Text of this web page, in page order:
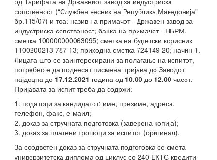
сопственост (“Службен весник на Република Македонија”
бр.115/07) и тоа: назив на примачот - Државен завод за
индустриска сопственост; банка на примачот - НБРМ,
сметка 100000000063095; сметка на буџетски корисник
1100200213 787 13; приходна сметка 724149 20; начин 1.
Лицата што се заинтересирани за полагање на испитот,
потребно е да поднесат писмена пријава до Заводот
најдоцна до 17.12.2021 година од 10.00 до 12.00 часот.
Пријавата за испит треба да содржи:
1. податоци за кандидатот: име, презиме, адреса,
телефон, факс, е-маил;
2. доказ за стручната подготовка (заверена копија);
3. доказ за платени трошоци за испитот (оригинал).
За соодветен доказ за стручната подготовка се смета
универзитетска диплома од циклус со 240 ЕКТС-кредити